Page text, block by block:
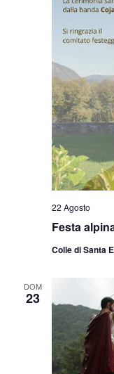
Festa
22 Agosto
Colle di Santa
DOM
23